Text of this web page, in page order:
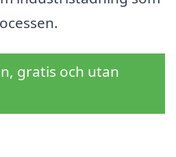
gratis och utan